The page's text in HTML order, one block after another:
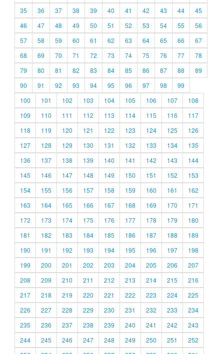
35
36 37 38 39 40 41 42 43 44
45
46
47 48 49 50 51 52 53 54 55
56
57
58 59 60 61 62 63 64 65 66
67
68
69 70 71 72 73 74 75 76 77
78
79
80 81 82 83 84 85 86 87 88
89
90
91 92 93 94 95 96 97 98
99
100
101 102 103 104 105 106 107
108
109
110 111 112 113 114 115 116
117
118
119 120 121 122 123 124 125
126
127
128 129 130 131 132 133 134
135
136
137 138 139 140 141 142 143
144
145
146 147 148 149 150 151 152
153
154
155 156 157 158 159 160 161
162
163
164 165 166 167 168 169 170
171
172
173 174 175 176 177 178 179
180
181
182 183 184 185 186 187 188
189
190
191 192 193 194 195 196 197
198
199
200 201 202 203 204 205 206
207
208
209 210 211 212 213 214 215
216
217
218 219 220 221 222 223 224
225
226
227 228 229 230 231 232 233
234
235
236 237 238 239 240 241 242
243
244
245 246 247 248 249 250 251
252